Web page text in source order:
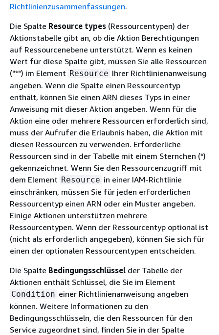
Richtlinienzusammenfassungen.
Die Spalte Resource types (Ressourcentypen) der
Aktionstabelle gibt an, ob die Aktion Berechtigungen
auf Ressourcenebene unterstützt. Wenn es keinen
Wert für diese Spalte gibt, müssen Sie alle Ressourcen
("*") im Element Resource Ihrer Richtlinienanweisung
angeben. Wenn die Spalte einen Ressourcentyp
enthält, können Sie einen ARN dieses Typs in einer
Anweisung mit dieser Aktion angeben. Wenn für die
Aktion eine oder mehrere Ressourcen erforderlich sind,
muss der Aufrufer die Erlaubnis haben, die Aktion mit
diesen Ressourcen zu verwenden. Erforderliche
Ressourcen sind in der Tabelle mit einem Sternchen (*)
gekennzeichnet. Wenn Sie den Ressourcenzugriff mit
dem Element Resource in einer IAM-Richtlinie
einschränken, müssen Sie für jeden erforderlichen
Ressourcentyp einen ARN oder ein Muster angeben.
Einige Aktionen unterstützen mehrere
Ressourcentypen. Wenn der Ressourcentyp optional ist
(nicht als erforderlich angegeben), können Sie sich für
einen der optionalen Ressourcentypen entscheiden.
Die Spalte Bedingungsschlüssel der Tabelle der
Aktionen enthält Schlüssel, die Sie im Element
Condition einer Richtlinienanweisung angeben
können. Weitere Informationen zu den
Bedingungsschlüsseln, die den Ressourcen für den
Service zugeordnet sind, finden Sie in der Spalte